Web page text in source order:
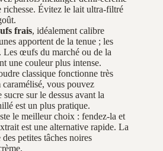
richesse. Évitez le lait ultra-filtré
frais, idéalement calibre
apportent de la tenue ; les
Les œufs du marché ou de la
une couleur plus intense.
classique fonctionne très
vous pouvez
sur le dessus avant la
est un plus pratique.
le meilleur choix : fendez-la et
est une alternative rapide. La
petites tâches noires